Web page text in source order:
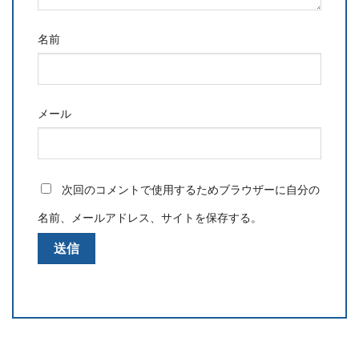
名前
メール
次回のコメントで使用するためブラウザーに自分の
名前、メールアドレス、サイトを保存する。